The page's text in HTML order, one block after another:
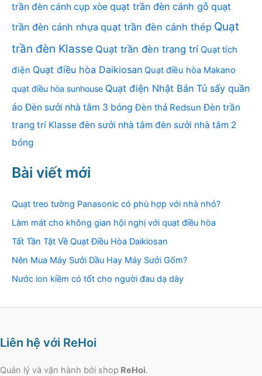
trần đèn cánh cụp xòe quạt trần đèn cánh gỗ quạt
trần đèn cánh nhựa quạt trần đèn cánh thép Quạt
trần đèn Klasse Quạt trần đèn trang trí Quạt tích
điện Quạt điều hòa Daikiosan Quạt điều hòa Makano
quạt điều hòa sunhouse Quạt điện Nhật Bản Tủ sấy quần
áo Đèn sưởi nhà tắm 3 bóng Đèn thả Redsun Đèn trần
trang trí Klasse đèn sưởi nhà tắm đèn sưởi nhà tắm 2
bóng
Bài viết mới
Quạt treo tường Panasonic có phù hợp với nhà nhỏ?
Làm mát cho không gian hội nghị với quạt điều hòa
Tất Tần Tật Về Quạt Điều Hòa Daikiosan
Nên Mua Máy Sưởi Dầu Hay Máy Sưởi Gốm?
Nước ion kiềm có tốt cho người đau dạ dày
Liên hệ với ReHoi
Quản lý và vận hành bởi shop ReHoi.